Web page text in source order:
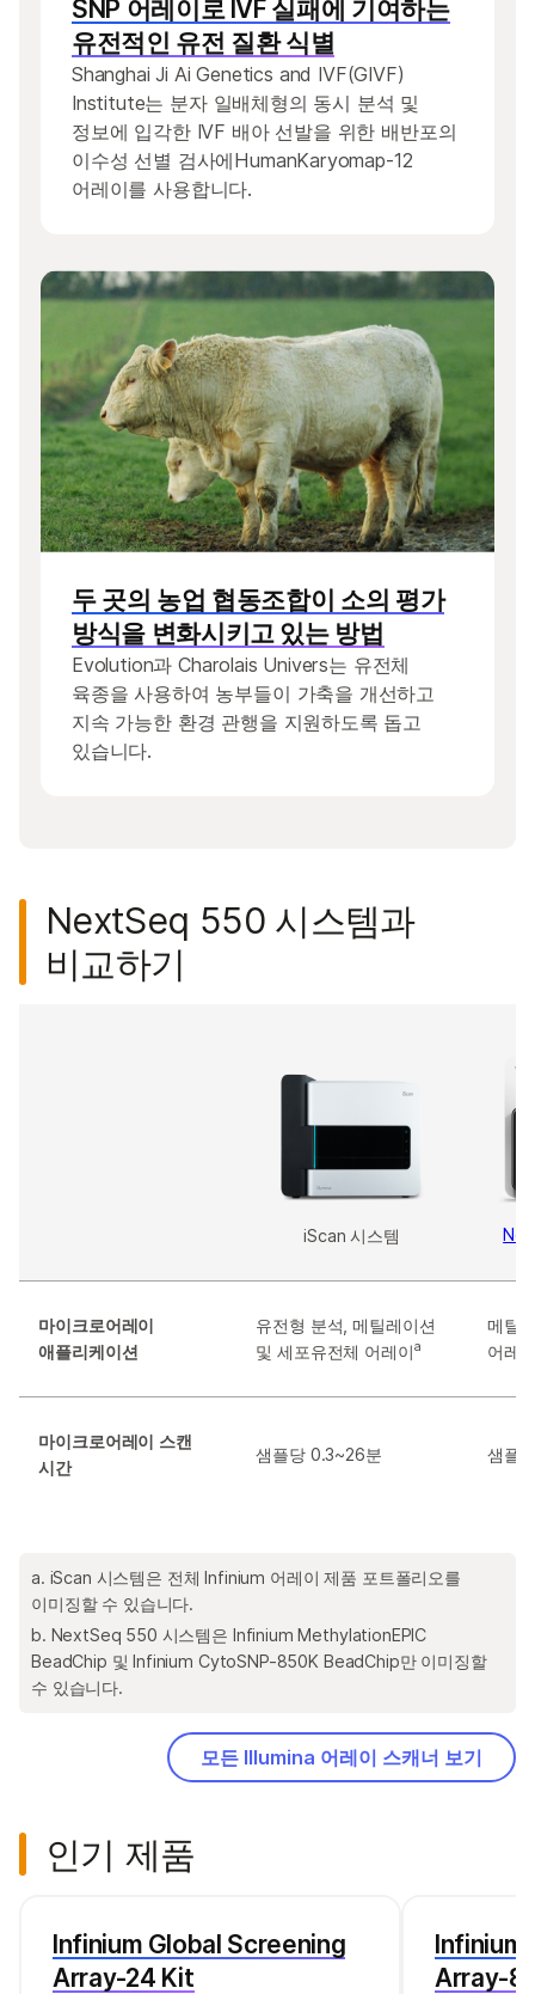
SNP 어레이로 IVF 실패에 기여하는
유전적인 유전 질환 식별
Shanghai Ji Ai Genetics and IVF(GIVF)
Institute는 분자 일배체형의 동시 분석 및
정보에 입각한 IVF 배아 선발을 위한 배반포의
이수성 선별 검사에HumanKaryomap-12
어레이를 사용합니다.
두 곳의 농업 협동조합이 소의 평가
방식을 변화시키고 있는 방법
Evolution과 Charolais Univers는 유전체
육종을 사용하여 농부들이 가축을 개선하고
지속 가능한 환경 관행을 지원하도록 돕고
있습니다.
NextSeq 550 시스템과
비교하기
iScan 시스템
마이크로어레이
애플리케이션
유전형 분석, 메틸레이션
및 세포유전체 어레이a
메틸
어레
마이크로어레이 스캔
시간
샘플당 0.3~26분 샘플
a. iScan 시스템은 전체 Infinium 어레이 제품 포트폴리오를
이미징할 수 있습니다.
b. NextSeq 550 시스템은 Infinium MethylationEPIC
BeadChip 및 Infinium CytoSNP-850K BeadChip만 이미징할
수 있습니다.
모든 Illumina 어레이 스캐너 보기
인기 제품
Infinium Global Screening
Array-24 Kit
Infinium
Array-8